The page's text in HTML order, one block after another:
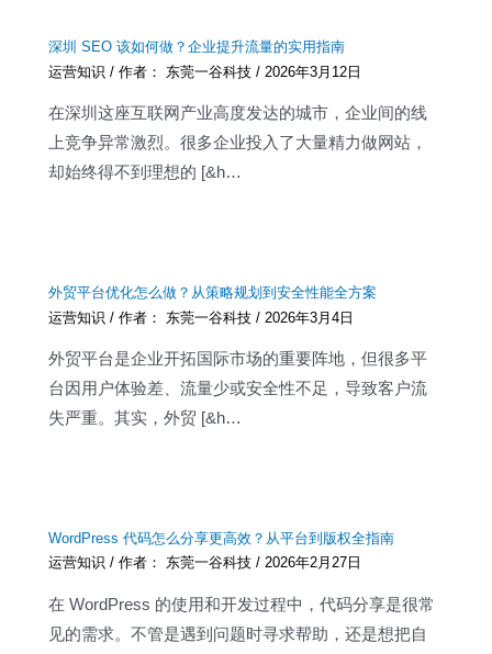
深圳 SEO 该如何做？企业提升流量的实用指南
运营知识 / 作者： 东莞一谷科技/ 2026年3月12日
在深圳这座互联网产业高度发达的城市，企业间的线
上竞争异常激烈。很多企业投入了大量精力做网站，
却始终得不到理想的 [&h…
外贸平台优化怎么做？从策略规划到安全性能全方案
运营知识 / 作者： 东莞一谷科技/ 2026年3月4日
外贸平台是企业开拓国际市场的重要阵地，但很多平
台因用户体验差、流量少或安全性不足，导致客户流
失严重。其实，外贸 [&h…
WordPress 代码怎么分享更高效？从平台到版权全指南
运营知识 / 作者： 东莞一谷科技/2026年2月27日
在 WordPress 的使用和开发过程中，代码分享是很常
见的需求。不管是遇到问题时寻求帮助，还是想把自